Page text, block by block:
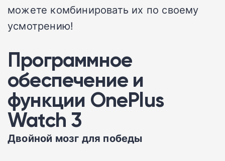
можете комбинировать их по своему
усмотрению!
Программное
обеспечение и
функции OnePlus
Watch 3
Двойной мозг для победы